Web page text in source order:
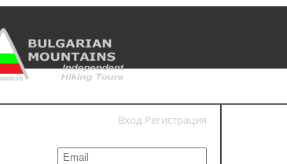
Вход Регистрация